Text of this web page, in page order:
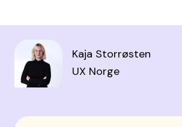
Kaja Storrøsten
UX Norge